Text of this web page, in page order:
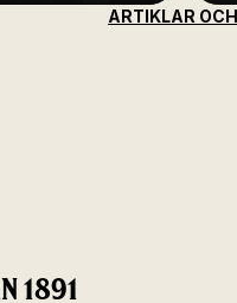
ARTIKLAR
1891